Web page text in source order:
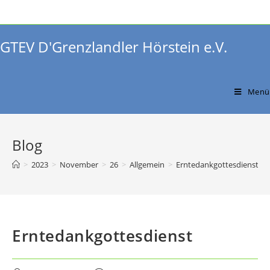
Inhalt
GTEV D'Grenzlandler Hörstein e.V.
Menü
Blog
> 2023 > November > 26 > Allgemein > Erntedankgottesdienst
Erntedankgottesdienst